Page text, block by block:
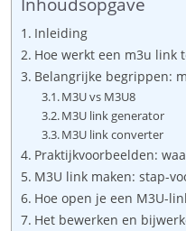
Inleiding
Hoe werkt een m3u link
Belangrijke begrippen:
M3U vs M3U8
M3U link generator
M3U link converter
Praktijkvoorbeelden:
M3U link maken: stap-
Hoe open je een M3U-
Het bewerken en